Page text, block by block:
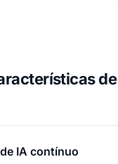
de
IA contínuo